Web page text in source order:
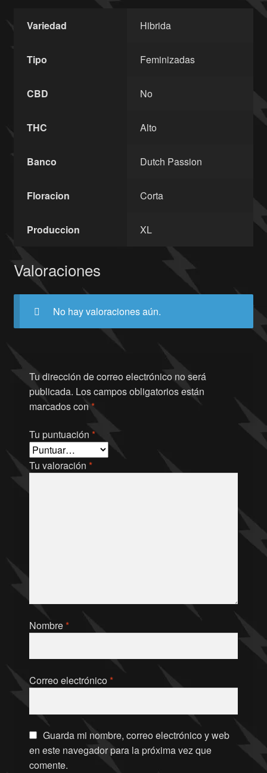
Variedad Hibrida
Tipo Feminizadas
CBD No
THC Alto
Banco Dutch Passion
Floracion Corta
Produccion XL
Valoraciones
No hay valoraciones aún.
Tu dirección de correo electrónico no será
publicada. Los campos obligatorios están
marcados con *
Tu puntuación *
Tu valoración *
Nombre*
Correo electrónico*
Guarda mi nombre, correo electrónico y web
en este navegador para la próxima vez que
comente.